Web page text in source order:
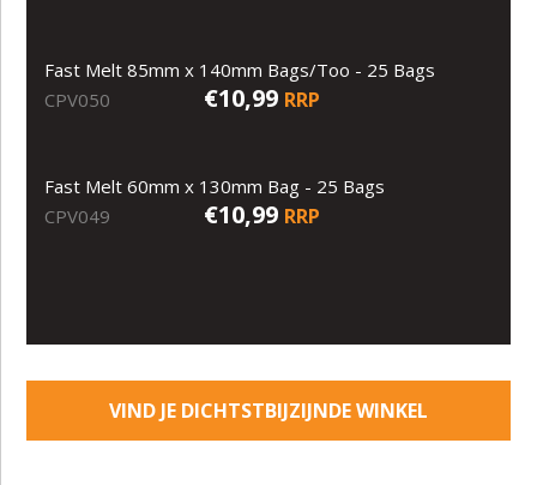
Fast Melt 85mm x 140mm Bags/Too - 25 Bags
CPV050
€10,99 RRP
Fast Melt 60mm x 130mm Bag - 25 Bags
CPV049
€10,99 RRP
VIND JE DICHTSTBIJZIJNDE WINKEL